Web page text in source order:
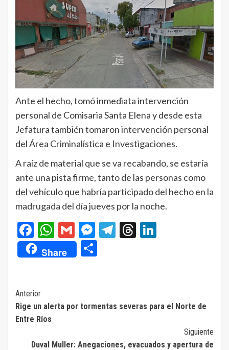
Ante el hecho, tomó inmediata intervención
personal de Comisaria Santa Elena y desde esta
Jefatura también tomaron intervención personal
del Área Criminalística e Investigaciones.
A raíz de material que se va recabando, se estaría
ante una pista firme, tanto de las personas como
del vehículo que habría participado del hecho en la
madrugada del día jueves por la noche.
Facebook
WhatsApp
GmailMessenger
Telegram
Threads
Share
Navegación
de
Anterior
Rige un alerta por tormentas severas para el Norte de
Entre Ríos
Siguiente
Duval Muller: Anegaciones, evacuados y apertura de